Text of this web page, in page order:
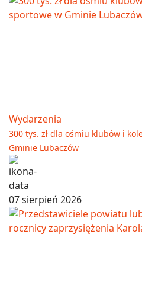
Wydarzenia
300 tys. zł dla ośmiu klubów i
Gminie Lubaczów
07 sierpień 2026